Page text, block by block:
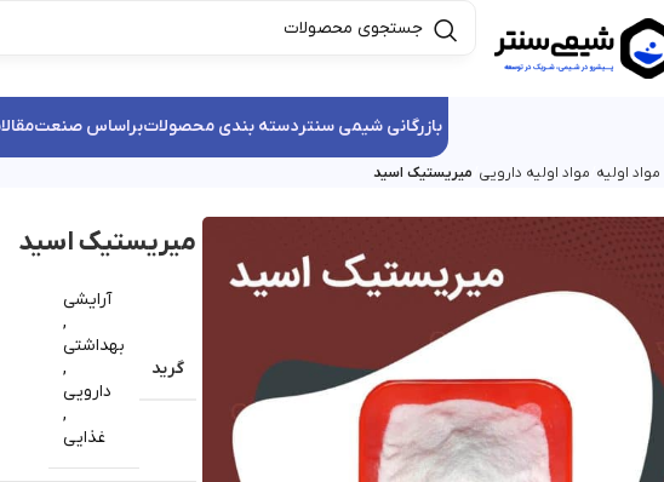
بازرگانی شیمی سنتردسته بندی محصولاتبراساس صنعت
اولیه مواد اولیه دارویی میریستیک اسید
میریستیک اسید
گرید
آرایشی
,
بهداشتی
,
دارویی
,
غذایی